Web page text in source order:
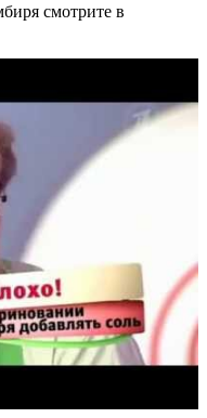
смотрите в